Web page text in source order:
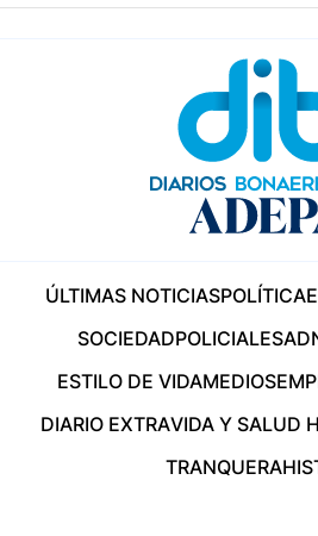
ÚLTIMAS NOTICIASPOLÍTICA
SOCIEDADPOLICIALES
ESTILO DE VIDAMEDIOS
DIARIO EXTRAVIDA Y SALUD
TRANQUERA